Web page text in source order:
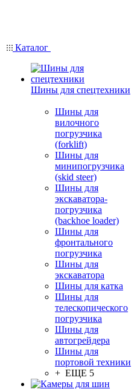
Каталог
Шины для спецтехники
Шины для
вилочного
погрузчика
(forklift)
Шины для
минипогрузчика
(skid steer)
Шины для
экскаватора-
погрузчика
(backhoe loader)
Шины для
фронтального
погрузчика
Шины для
экскаватора
Шины для катка
Шины для
телескопического
погрузчика
Шины для
автогрейдера
Шины для
портовой техники
+ ЕЩЕ 5